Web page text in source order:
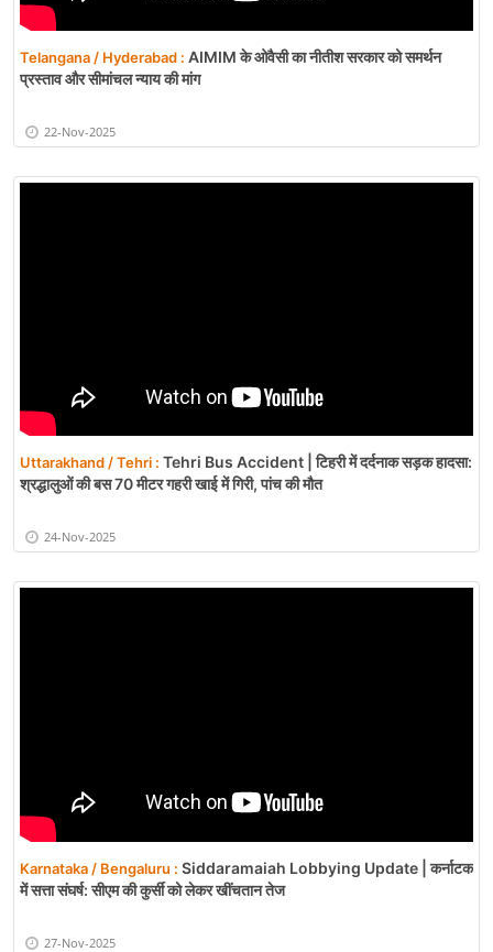
Telangana / Hyderabad : AIMIM के ओवैसी का नीतीश सरकार को समर्थन
प्रस्ताव और सीमांचल न्याय की मांग
22-Nov-2025
Uttarakhand / Tehri : Tehri Bus Accident | टिहरी में दर्दनाक सड़क हादसा:
श्रद्धालुओं की बस 70 मीटर गहरी खाई में गिरी, पांच की मौत
24-Nov-2025
Karnataka / Bengaluru : Siddaramaiah Lobbying Update | कर्नाटक
में सत्ता संघर्ष: सीएम की कुर्सी को लेकर खींचतान तेज
27-Nov-2025